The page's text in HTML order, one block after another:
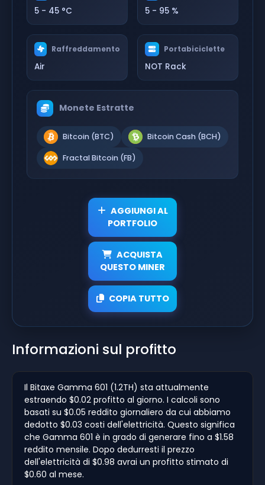
5 - 45 °C 5 - 95 %
Raffreddamento
Air
Portabiciclette
NOT Rack
Monete Estratte
Bitcoin (BTC) Bitcoin Cash (BCH)
Fractal Bitcoin (FB)
AGGIUNGI AL
PORTFOLIO
ACQUISTA
QUESTO MINER
COPIA TUTTO
Informazioni sul profitto
Il Bitaxe Gamma 601 (1.2TH) sta attualmente
estraendo $0.02 profitto al giorno. I calcoli sono
basati su $0.05 reddito giornaliero da cui abbiamo
dedotto $0.03 costi dell'elettricità. Questo significa
che Gamma 601 è in grado di generare fino a $1.58
reddito mensile. Dopo dedurresti il prezzo
dell'elettricità di $0.98 avrai un profitto stimato di
$0.60 al mese.